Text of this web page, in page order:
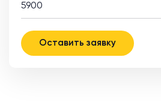
5900
Оставить заявку